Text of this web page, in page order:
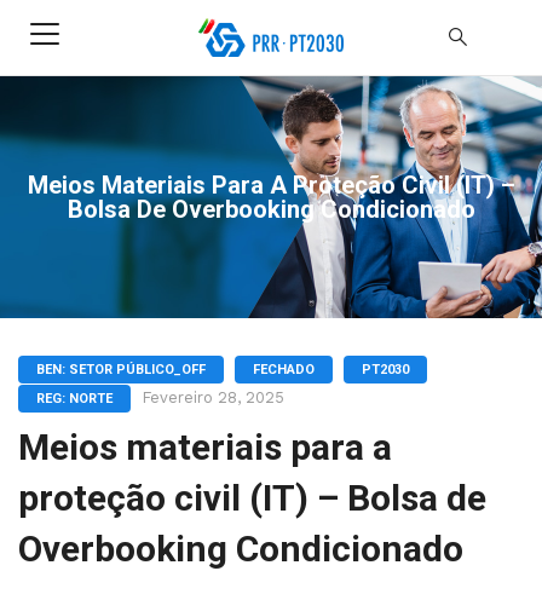
Meios Materiais Para A Proteção Civil (IT) –
Bolsa De Overbooking Condicionado
BEN: SETOR PÚBLICO_OFF FECHADO
PT2030
REG: NORTE
Fevereiro 28, 2025
Meios materiais para a
proteção civil (IT) – Bolsa de
Overbooking Condicionado